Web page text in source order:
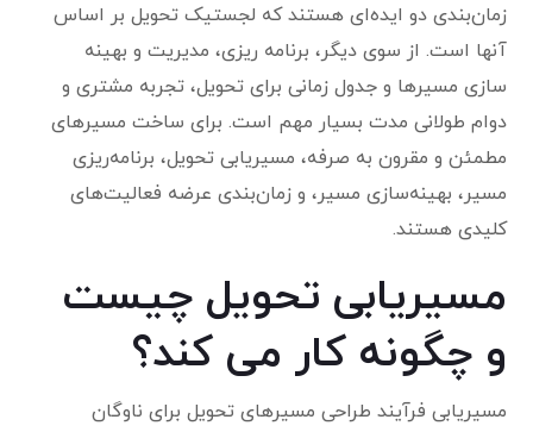
زمان‌بندی دو ایده‌ای هستند که لجستیک تحویل بر اساس
آنها است. از سوی دیگر، برنامه ریزی، مدیریت و بهینه
سازی مسیرها و جدول زمانی برای تحویل، تجربه مشتری و
دوام طولانی مدت بسیار مهم است. برای ساخت مسیرهای
مطمئن و مقرون به صرفه، مسیریابی تحویل، برنامه‌ریزی
مسیر، بهینه‌سازی مسیر، و زمان‌بندی عرضه فعالیت‌های
کلیدی هستند.
مسیریابی تحویل چیست
و چگونه کار می کند؟
مسیریابی فرآیند طراحی مسیرهای تحویل برای ناوگان